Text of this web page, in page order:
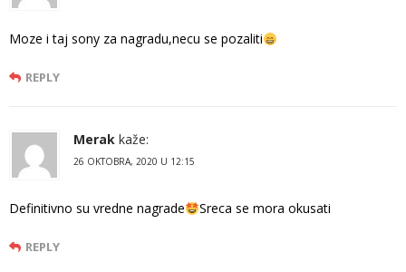
Moze i taj sony za nagradu,necu se pozaliti
REPLY
Merak kaže:
26 OKTOBRA, 2020 U 12:15
Definitivno su vredne nagrade Sreca se mora okusati
REPLY